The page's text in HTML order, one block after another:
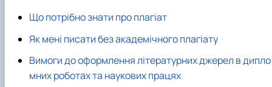
Що потрібно знати про плагіат
Як мені писати без академічного плагіату
Вимоги до оформлення літературних джерел в дипло
мних роботах та наукових працях